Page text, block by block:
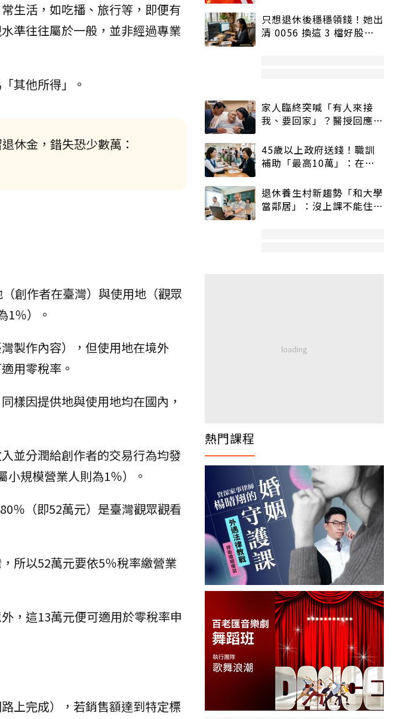
生活，如吃播、旅行等，即便有
準往往屬於一般，並非經過專業
其他所得」。
休金，錯失恐少數萬：
創作者在臺灣）與使用地（觀眾
1％）。
製作內容），但使用地在境外
用零稅率。
樣因提供地與使用地均在國內，
並分潤給創作者的交易行為均發
規模營業人則為1％）。
％（即52萬元）是臺灣觀眾觀看
所以52萬元要依5％稅率繳營業
，這13萬元便可適用於零稅率申
上完成），若銷售額達到特定標
只想退休後穩穩領錢！她出
清 0056 換這 3 檔好股：
家人臨終突喊「有人來接
我、要回家」？醫授回應方
45歲以上政府送錢！職訓
補助「最高10萬」：在
退休養生村新趨勢「和大學
當鄰居」：沒上課不能住、
熱門課程